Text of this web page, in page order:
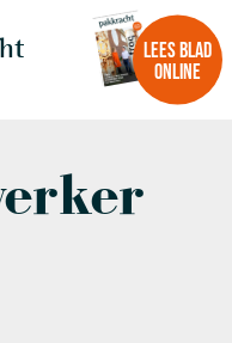
LEES BLAD
ONLINE